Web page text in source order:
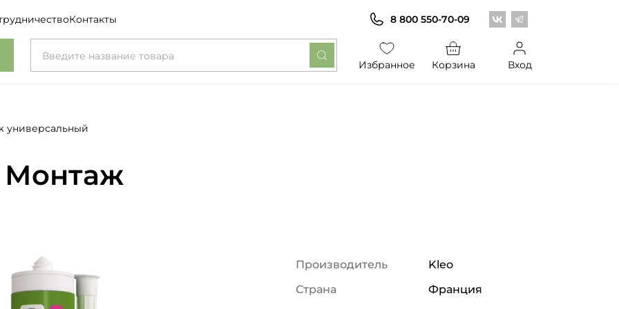
Контакты Центр обоев во
Центр обоев в
8 800 550-70-09
Избранное Корзина Вход
универсальный
Монтаж
Производитель
Kleo
Страна
Франция